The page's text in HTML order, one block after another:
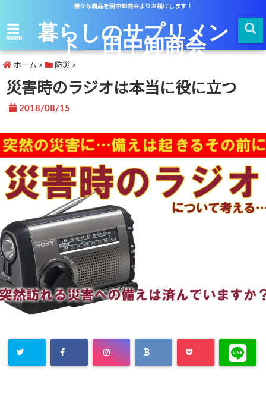
様々な商品を田中卸商会よりお届けします！
menu 暮らしのサプリメン
ト 田中卸商会
ホーム > 防災 >
災害時のラジオは本当に役に立つ
2018/08/15